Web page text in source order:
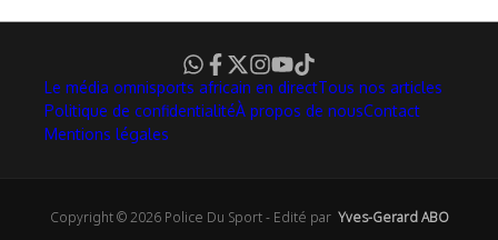
Le média omnisports africain en directTous nos articles
Politique de confidentialitéÀ propos de nousContact
Mentions légales
Copyright © 2026 Police Du Sport - Edité par Yves-Gerard ABO